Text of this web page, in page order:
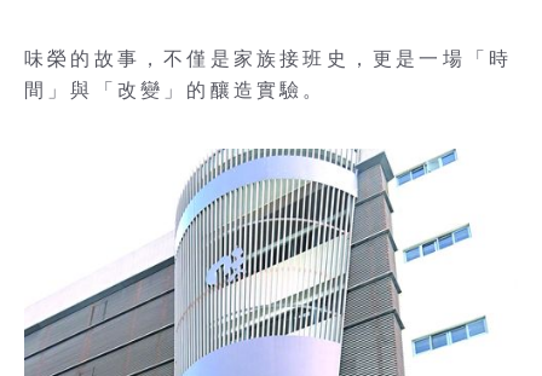
味榮的故事，不僅是家族接班史，更是一場「時
間」與「改變」的釀造實驗。